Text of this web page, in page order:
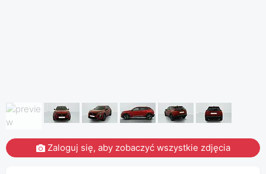
Zaloguj się, aby zobaczyć wszystkie zdjęcia